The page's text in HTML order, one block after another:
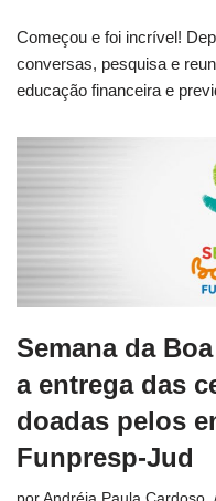
Começou e foi incrível!
conversas, pesquisa e
educação financeira e
Semana da
a entrega das
doadas pelos
Funpresp-Jud